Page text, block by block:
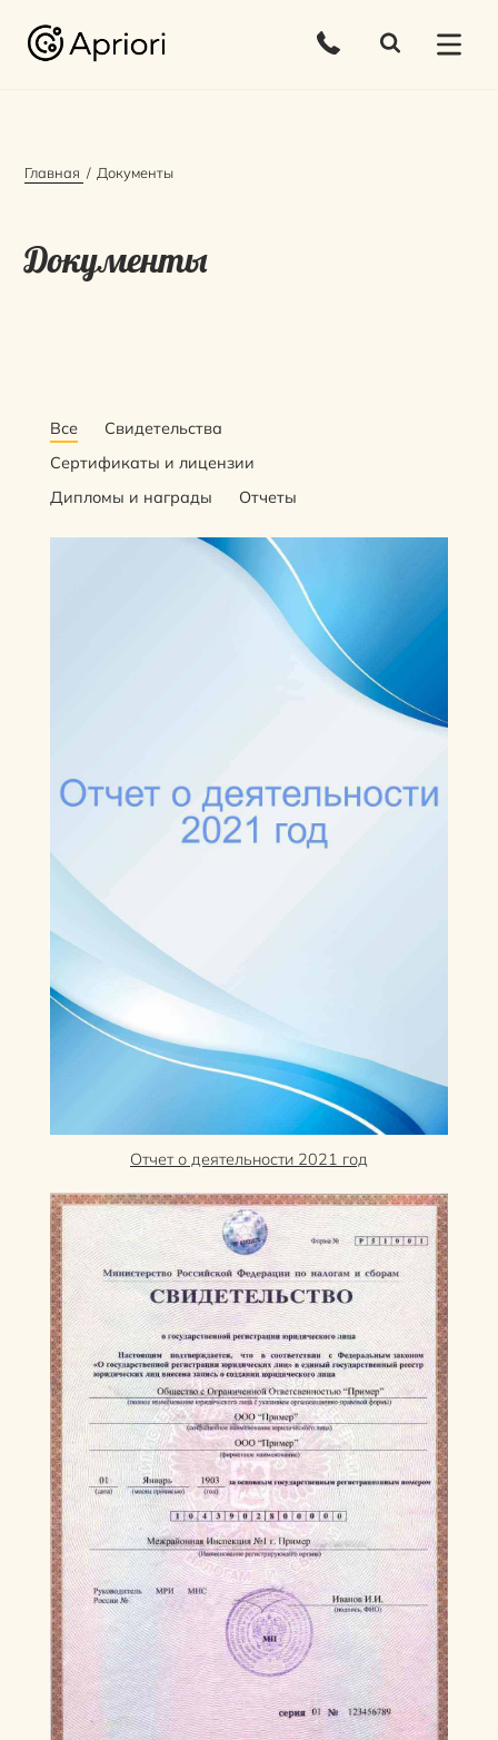
Главная Документы
Документы
Все
Свидетельства
Сертификаты и лицензии
Дипломы и награды
Отчеты
Отчет о деятельности 2021 год